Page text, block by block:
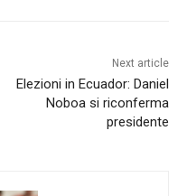
Next article
Elezioni in Ecuador: Daniel
Noboa si riconferma
presidente